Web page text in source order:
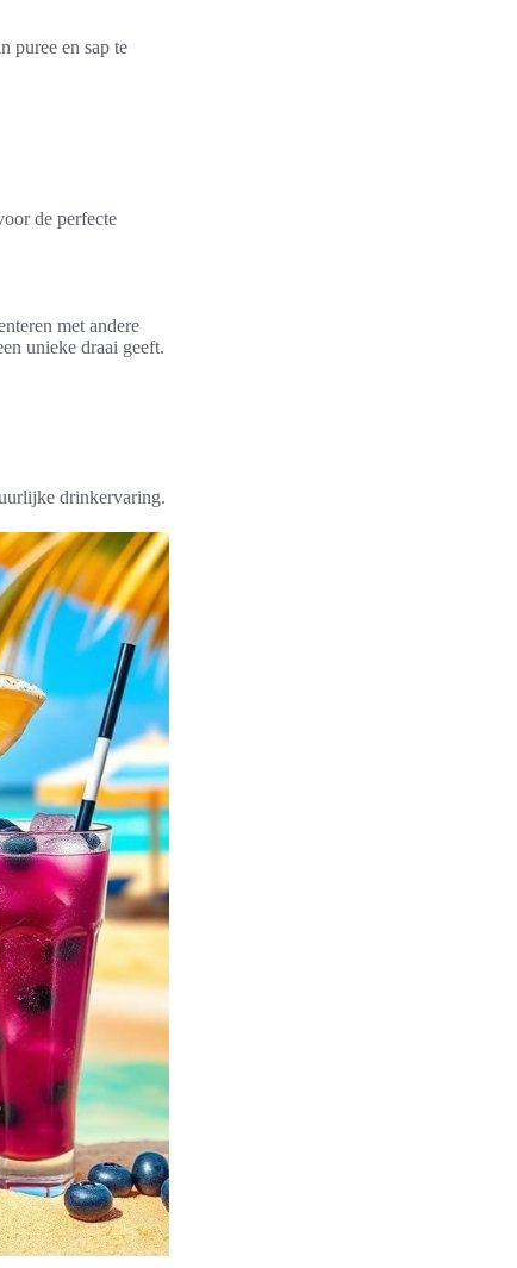
puree en sap te
de perfecte
met andere
unieke draai geeft.
drinkervaring.